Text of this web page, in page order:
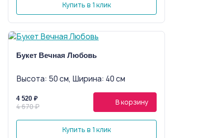
Купить в 1 клик
Букет Вечная Любовь
Высота: 50 см, Ширина: 40 см
4 520 ₽
4 670 ₽ В корзину
Купить в 1 клик